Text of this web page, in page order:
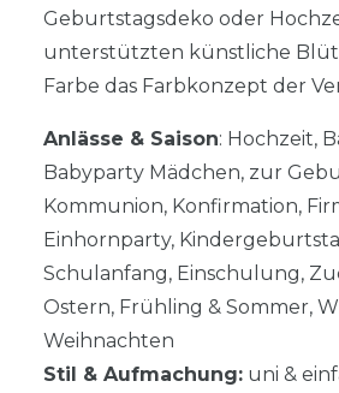
Geburtstagsdeko oder
unterstützten künstliche
Farbe das Farbkonzept der
Anlässe & Saison: Hochzeit,
Babyparty Mädchen, zur
Kommunion, Konfirmation,
Einhornparty,
Schulanfang, Einschulung,
Ostern, Frühling & Sommer,
Weihnachten
Stil & Aufmachung: uni &